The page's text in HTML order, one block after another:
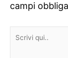
campi
Scrivi